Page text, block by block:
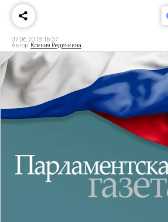
07.06.2018 16:37
Автор: Ксения Редичкина